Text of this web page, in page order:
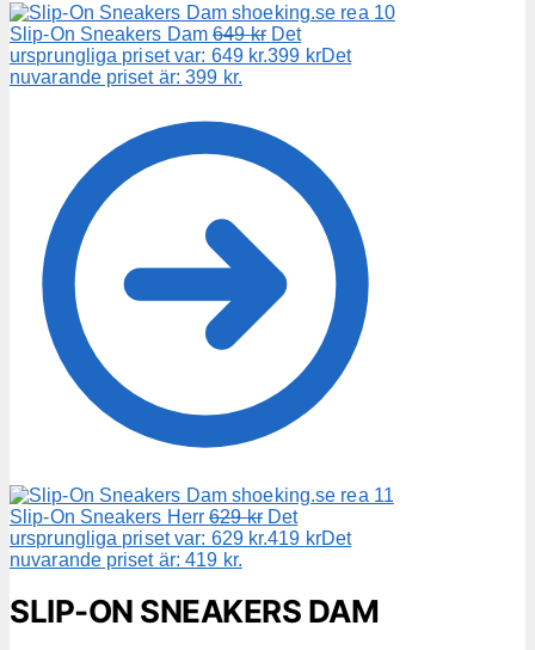
Slip-On Sneakers Dam 649kr Det
ursprungliga priset var: 649 kr.399 krDet
nuvarande priset är: 399 kr.
Slip-On Sneakers Herr 629kr Det
ursprungliga priset var: 629 kr.419 krDet
nuvarande priset är: 419 kr.
SLIP-ON SNEAKERS DAM